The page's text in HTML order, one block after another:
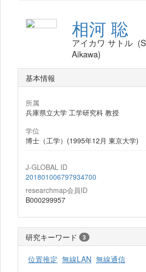
相河 聡
アイカワ サトル
Aikawa)
基本情報
所属
兵庫県立大学 工学研究科 教授
学位
博士（工学）(1995年12月 東京大学)
J-GLOBAL ID
201801006797934700
researchmap会員ID
B000299957
研究キーワード 3
位置推定 無線LAN 無線通信